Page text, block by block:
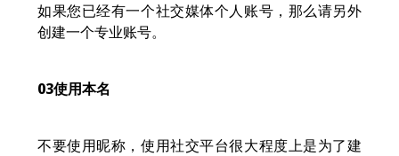
如果您已经有一个社交媒体个人账号，那么请另外
创建一个专业账号。
03使用本名
不要使用昵称，使用社交平台很大程度上是为了建